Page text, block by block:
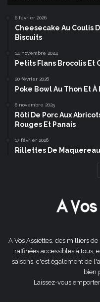
6 février 2026
Cheesecake Au Coulis
Biscuits
14 novembre 2024
Petits Flans Brocolis Et
20 février 2026
Poke Bowl Au Thon Et
6 novembre 2025
Rôti De Porc Aux
Rouges Et Panais
17 février 2026
Rillettes De
A Vos Assiettes, des milliers
raffinées accessibles à tous,
saisons, c'est également de
bien
Laissez-vous